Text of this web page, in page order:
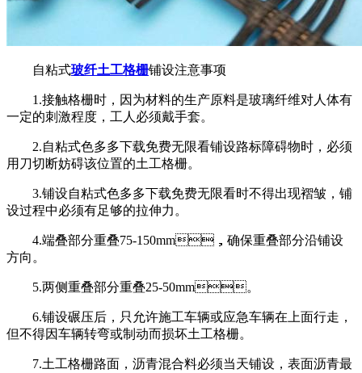
自粘式玻纤土工格栅铺设注意事项
1.接触格栅时，因为材料的生产原料是玻璃纤维对人体有
一定的刺激程度，工人必须戴手套。
2.自粘式色多多下载免费无限看铺设路标障碍物时，必须
用刀切断妨碍该位置的土工格栅。
3.铺设自粘式色多多下载免费无限看时不得出现褶皱，铺
设过程中必须有足够的拉伸力。
4.端叠部分重叠75-150mm，确保重叠部分沿铺设
方向。
5.两侧重叠部分重叠25-50mm。
6.铺设碾压后，只允许施工车辆或应急车辆在上面行走，
但不得因车辆转弯或制动而损坏土工格栅。
7.土工格栅路面，沥青混合料必须当天铺设，表面沥青最